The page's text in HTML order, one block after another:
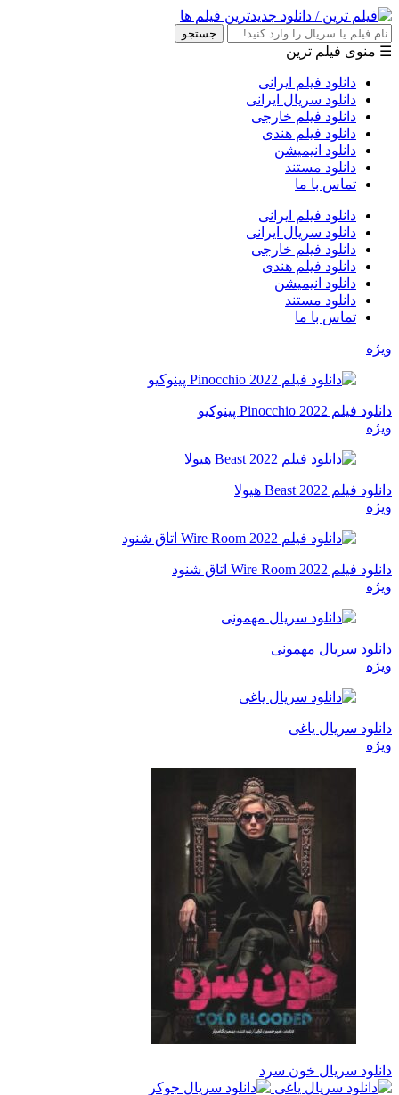
جستجو
☰ منوی فیلم ترین
دانلود فیلم ایرانی
دانلود سریال ایرانی
دانلود فیلم خارجی
دانلود فیلم هندی
دانلود انیمیشن
دانلود مستند
تماس با ما
دانلود فیلم ایرانی
دانلود سریال ایرانی
دانلود فیلم خارجی
دانلود فیلم هندی
دانلود انیمیشن
دانلود مستند
تماس با ما
ویژه
دانلود فیلم Pinocchio 2022 پینوکیو
ویژه
دانلود فیلم Beast 2022 هیولا
ویژه
دانلود فیلم Wire Room 2022 اتاق شنود
ویژه
دانلود سریال مهمونی
ویژه
دانلود سریال یاغی
ویژه
دانلود سریال خون سرد